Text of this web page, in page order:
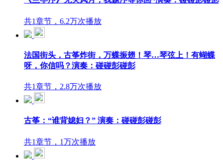
共1章节，6.2万次播放
法国街头，古筝炸街，万蝶振翅！琴…琴弦上！有蝴蝶
呀，你信吗？演奏：碰碰彭碰彭
共1章节，2.8万次播放
古筝：“谁背媳妇？” 演奏：碰碰彭碰彭
共1章节，1万次播放